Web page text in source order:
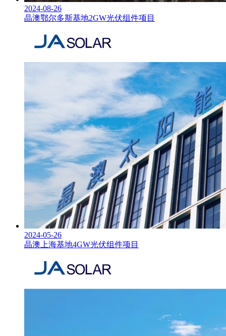
2024-08-26
晶澳鄂尔多斯基地2GW光伏组件项目
2024-05-26
晶澳上海基地4GW光伏组件项目